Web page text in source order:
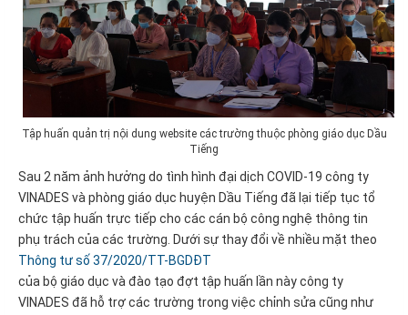
Tập huấn quản trị nội dung website các trường thuộc phòng giáo dục Dầu
Tiếng
Sau 2 năm ảnh hưởng do tình hình đại dịch COVID-19 công ty
VINADES và phòng giáo dục huyện Dầu Tiếng đã lại tiếp tục tổ
chức tập huấn trực tiếp cho các cán bộ công nghệ thông tin
phụ trách của các trường. Dưới sự thay đổi về nhiều mặt theo
Thông tư số 37/2020/TT-BGDĐT
của bộ giáo dục và đào tạo đợt tập huấn lần này công ty
VINADES đã hỗ trợ các trường trong việc chỉnh sửa cũng như